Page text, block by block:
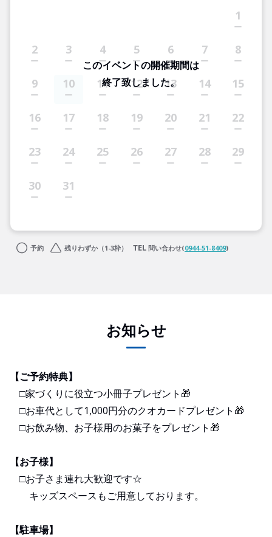
1
2 3 4 5 6 7 8
9 10 11 12 13 14 15
16 17 18 19 20 21 22
23 24 25 26 27 28 29
30 31
このイベントの開催期間は
終了致しました。
予約 残りわずか（1-3枠） 問い合わせ(0944-51-8409)
お知らせ
【ご予約特典】
□家づくりに役立つ小冊子プレゼント🎁
□お車代として1,000円分のクオカードプレゼント🎁
□お飲み物、お子様用のお菓子をプレゼント🎁
【お子様】
□お子さま連れ大歓迎です☆
キッズスペースもご用意しております。
【駐車場】